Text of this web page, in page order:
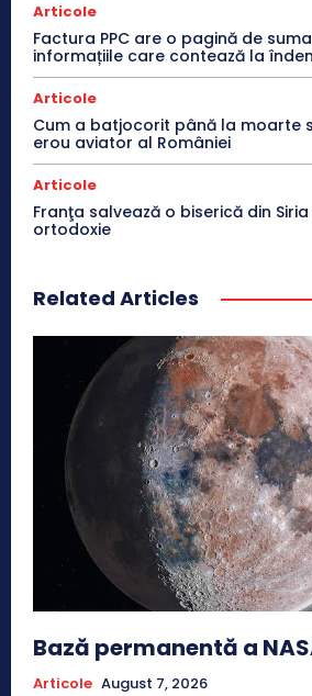
Articole
Factura PPC are o pagină de
informațiile care contează la
Articole
Cum a batjocorit până la moarte
erou aviator al României
Articole
Franţa salvează o biserică din
ortodoxie
Related Articles
Bază permanentă a
Articole August 7, 2026